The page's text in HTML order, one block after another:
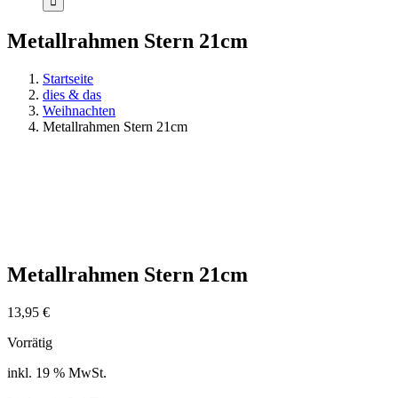
Metallrahmen Stern 21cm
Startseite
dies & das
Weihnachten
Metallrahmen Stern 21cm
Metallrahmen Stern 21cm
13,95 €
Vorrätig
inkl. 19 % MwSt.